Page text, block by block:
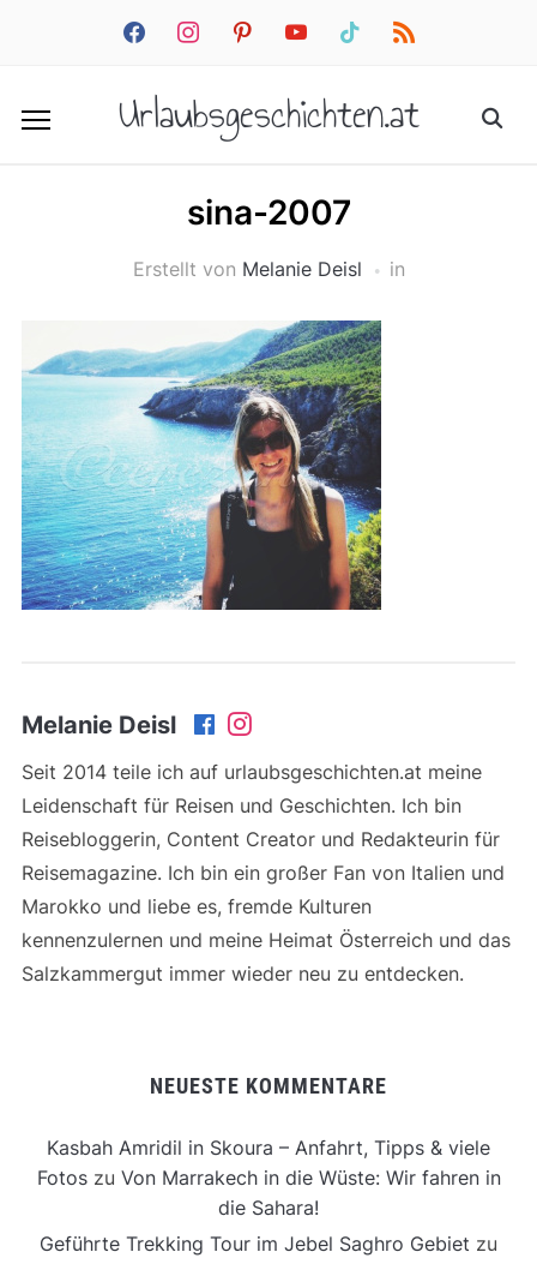
facebookinstagrampinterestyoutube tiktok rss
Urlaubsgeschichten.at
sina-2007
Erstellt von Melanie Deisl in
Melanie Deisl
Seit 2014 teile ich auf urlaubsgeschichten.at meine
Leidenschaft für Reisen und Geschichten. Ich bin
Reisebloggerin, Content Creator und Redakteurin für
Reisemagazine. Ich bin ein großer Fan von Italien und
Marokko und liebe es, fremde Kulturen
kennenzulernen und meine Heimat Österreich und das
Salzkammergut immer wieder neu zu entdecken.
NEUESTE KOMMENTARE
Kasbah Amridil in Skoura – Anfahrt, Tipps & viele
Fotoszu Von Marrakech in die Wüste: Wir fahren in
die Sahara!
Geführte Trekking Tour im Jebel Saghro Gebiet zu